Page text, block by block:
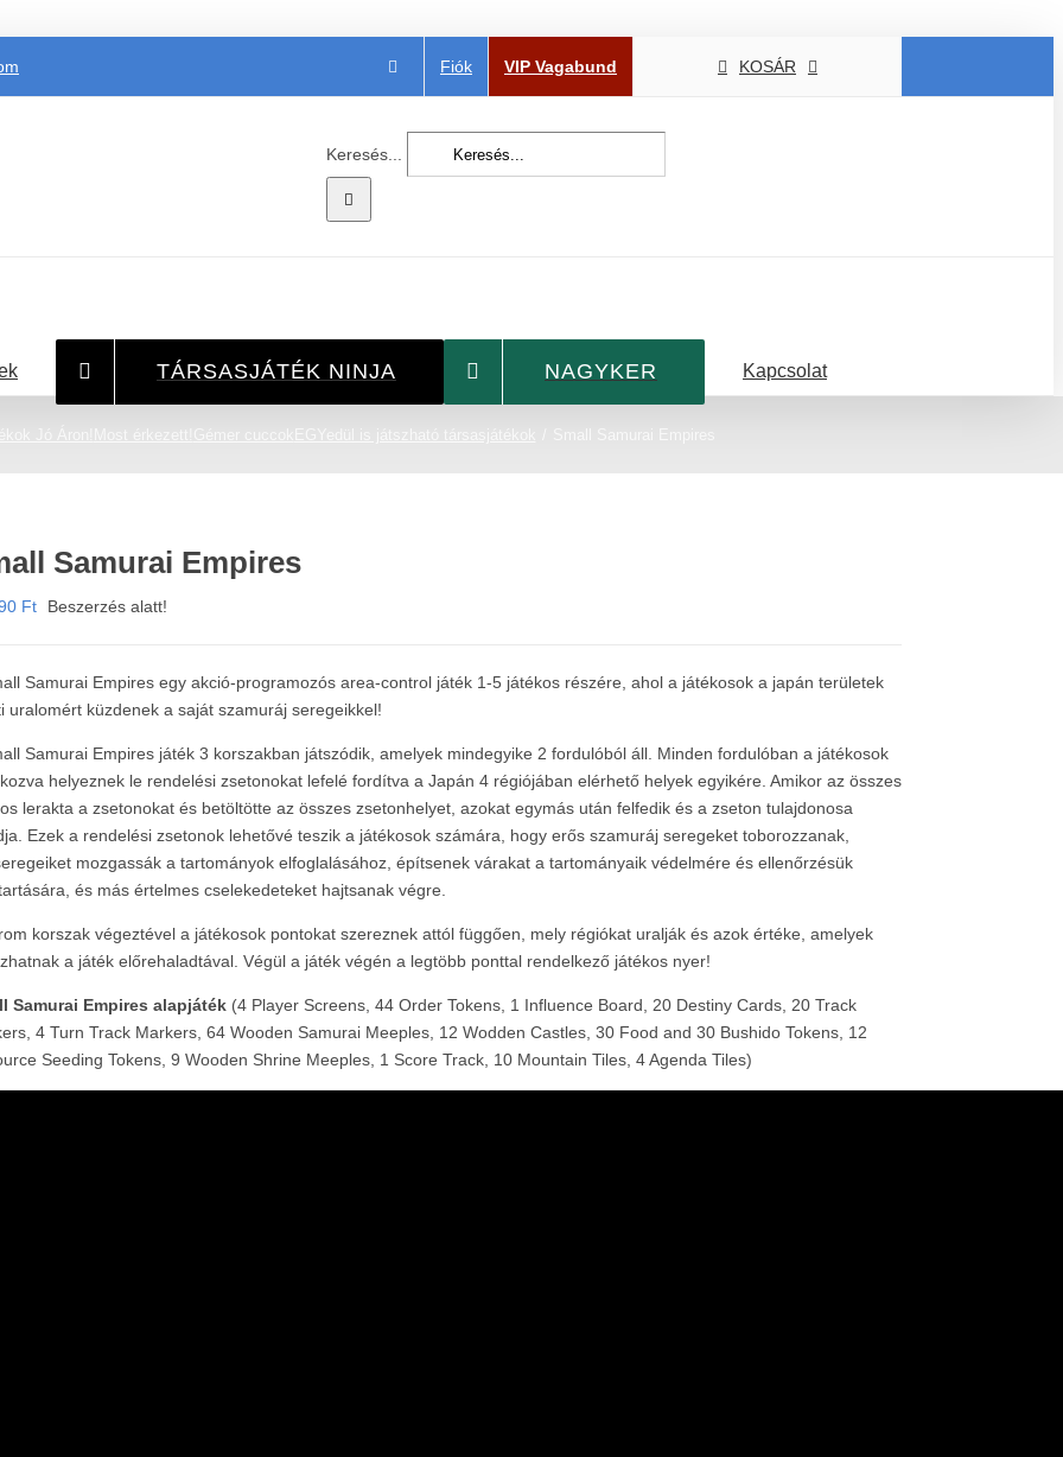
Fiók VIP Vagabund KOSÁR
Keresés...
TÁRSASJÁTÉK NINJA NAGYKER Kapcsolat
Samurai Empires
Ft Beszerzés alatt!
Samurai Empires egy akció-programozós area-control játék 1-5 játékos részére, ahol a játékosok a japán területek
uralomért küzdenek a saját szamuráj seregeikkel!
Samurai Empires játék 3 korszakban játszódik, amelyek mindegyike 2 fordulóból áll. Minden fordulóban a játékosok
helyeznek le rendelési zsetonokat lefelé fordítva a Japán 4 régiójában elérhető helyek egyikére. Amikor az összes
lerakta a zsetonokat és betöltötte az összes zsetonhelyet, azokat egymás után felfedik és a zseton tulajdonosa
Ezek a rendelési zsetonok lehetővé teszik a játékosok számára, hogy erős szamuráj seregeket toborozzanak,
mozgassák a tartományok elfoglalásához, építsenek várakat a tartományaik védelmére és ellenőrzésük
és más értelmes cselekedeteket hajtsanak végre.
korszak végeztével a játékosok pontokat szereznek attól függően, mely régiókat uralják és azok értéke, amelyek
a játék előrehaladtával. Végül a játék végén a legtöbb ponttal rendelkező játékos nyer!
Samurai Empires alapjáték (4 Player Screens, 44 Order Tokens, 1 Influence Board, 20 Destiny Cards, 20 Track
4 Turn Track Markers, 64 Wooden Samurai Meeples, 12 Wodden Castles, 30 Food and 30 Bushido Tokens, 12
Seeding Tokens, 9 Wooden Shrine Meeples, 1 Score Track, 10 Mountain Tiles, 4 Agenda Tiles)